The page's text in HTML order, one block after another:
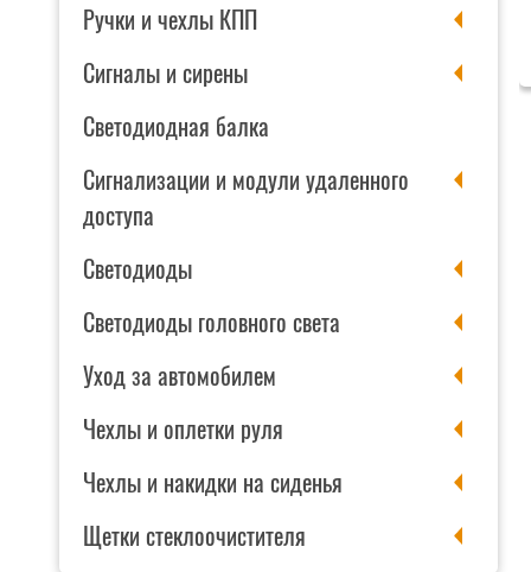
Ручки и чехлы КПП
Сигналы и сирены
Светодиодная балка
Сигнализации и модули удаленного
доступа
Светодиоды
Светодиоды головного света
Уход за автомобилем
Чехлы и оплетки руля
Чехлы и накидки на сиденья
Щетки стеклоочистителя
товара
CITY
CA-
Единица измерения: Штука